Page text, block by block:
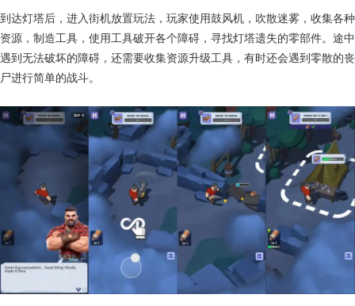
到达灯塔后，进入街机放置玩法，玩家使用鼓风机，吹散迷雾，收集各种
资源，制造工具，使用工具破开各个障碍，寻找灯塔遗失的零部件。途中
遇到无法破坏的障碍，还需要收集资源升级工具，有时还会遇到零散的丧
尸进行简单的战斗。